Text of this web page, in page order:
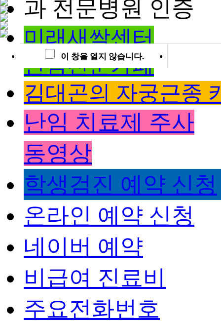
미래새싹센터
난임전문카페
김대곤의 자궁근종
난임 치료제 주사
동영상
학생검진 예약 신청
온라인 예약 신청
네이버 예약
비급여 진료비
주요전화번호
이 창을 열지 않습니다.